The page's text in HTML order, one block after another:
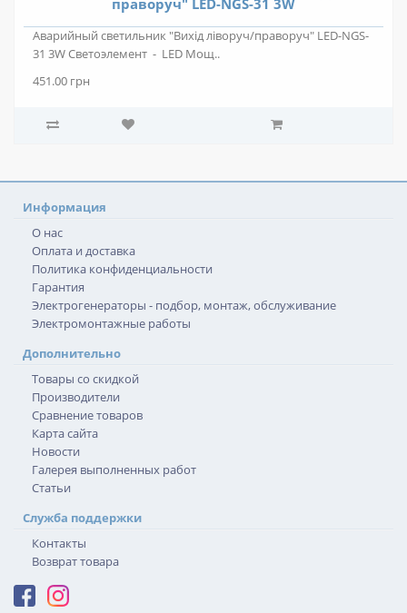
праворуч" LED-NGS-31 3W
Аварийный светильник "Вихід ліворуч/праворуч" LED-NGS-
31 3W Светоэлемент - LED Мощ..
451.00 грн
Информация
О нас
Оплата и доставка
Политика конфиденциальности
Гарантия
Электрогенераторы - подбор, монтаж, обслуживание
Электромонтажные работы
Дополнительно
Товары со скидкой
Производители
Сравнение товаров
Карта сайта
Новости
Галерея выполненных работ
Статьи
Служба поддержки
Контакты
Возврат товара